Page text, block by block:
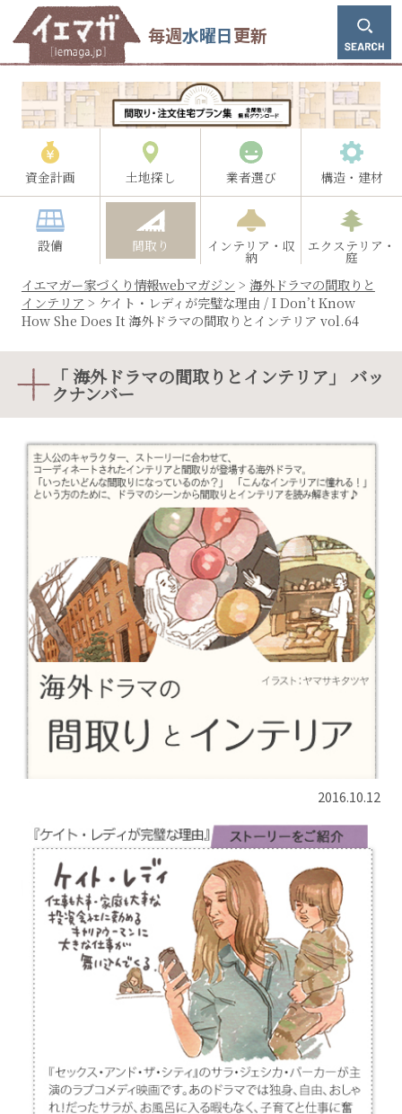
毎週水曜日更新
資金計画 土地探し 業者選び 構造・建材
設備 間取り インテリア・収
納
エクステリア・
庭
イエマガー家づくり情報webマガジン > 海外ドラマの間取りと
インテリア > ケイト・レディが完璧な理由 / I Don’t Know
How She Does It 海外ドラマの間取りとインテリア vol.64
「 海外ドラマの間取りとインテリア」 バッ
クナンバー
2016.10.12